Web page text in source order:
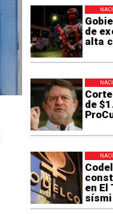
de
alta
de
en El